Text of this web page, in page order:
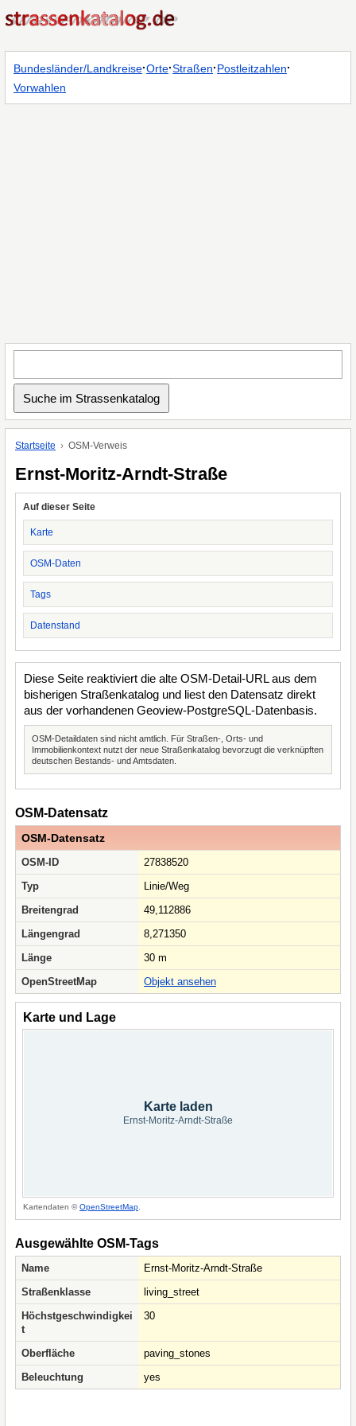
Bundesländer/Landkreise·Orte·Straßen·Postleitzahlen·
Vorwahlen
Startseite OSM-Verweis
Ernst-Moritz-Arndt-Straße
Auf dieser Seite
Karte
OSM-Daten
Tags
Datenstand
Diese Seite reaktiviert die alte OSM-Detail-URL aus dem
bisherigen Straßenkatalog und liest den Datensatz direkt
aus der vorhandenen Geoview-PostgreSQL-Datenbasis.
OSM-Detaildaten sind nicht amtlich. Für Straßen-, Orts- und
Immobilienkontext nutzt der neue Straßenkatalog bevorzugt die verknüpften
deutschen Bestands- und Amtsdaten.
OSM-Datensatz
OSM-Datensatz
OSM-ID
27838520
Typ
Linie/Weg
Breitengrad
49,112886
Längengrad
8,271350
Länge
30 m
OpenStreetMap
Objekt ansehen
Karte und Lage
Karte laden
Ernst-Moritz-Arndt-Straße
Kartendaten ©OpenStreetMap
Ausgewählte OSM-Tags
Name
Ernst-Moritz-Arndt-Straße
Straßenklasse
living_street
Höchstgeschwindigkei
t
30
Oberfläche
paving_stones
Beleuchtung
yes